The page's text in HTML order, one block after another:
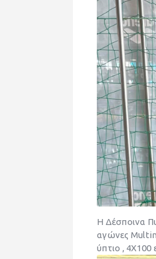
Η Δέσποινα
αγώνες
ύπτιο , 4Χ100